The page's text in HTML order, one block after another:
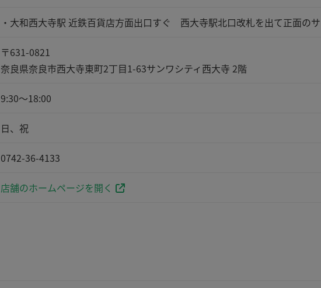
・大和西大寺駅 近鉄百貨店方面出口すぐ 西大寺駅北口改札を出て正面のサ
〒631-0821
奈良県奈良市西大寺東町2丁目1-63サンワシティ西大寺 2階
9:30～18:00
日、祝
0742-36-4133
店舗のホームページを開く